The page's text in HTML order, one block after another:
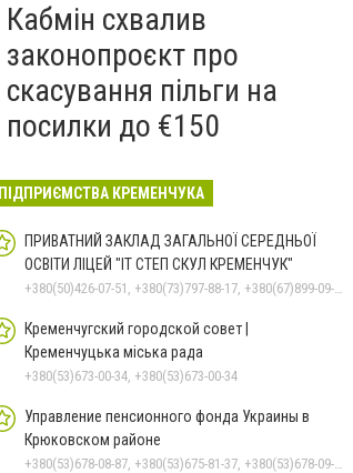
Кабмін схвалив
законопроєкт про
скасування пільги на
посилки до €150
ПІДПРИЄМСТВА КРЕМЕНЧУКА
ПРИВАТНИЙ ЗАКЛАД ЗАГАЛЬНОЇ СЕРЕДНЬОЇ
ОСВІТИ ЛІЦЕЙ "ІТ СТЕП СКУЛ КРЕМЕНЧУК"
+380(50)426-07-51, +380(73)797-88-17, +380(67)899-09-16
Кременчугский городской совет |
Кременчуцька міська рада
+380(53)673-00-34, +380(53)673-00-34
Управление пенсионного фонда Украины в
Крюковском районе
+380(53)678-08-87, +380(53)675-81-37, +380(53)678-09-01, +380(53)675-81-32, +380(53)675-81-40, +380(53)675-81-33, +380(53)675-81-38, +380(53)675-81-31